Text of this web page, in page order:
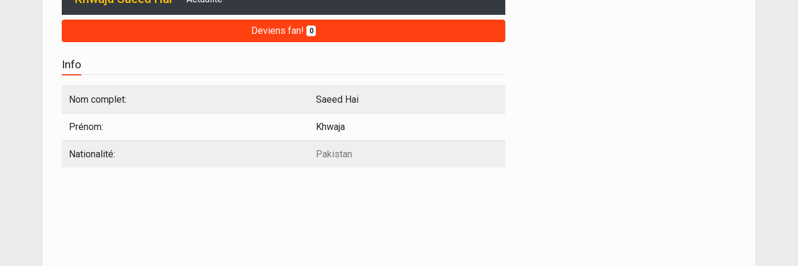
Deviens fan! 0
Info
Nom complet: Saeed Hai
Prénom: Khwaja
Nationalité: Pakistan